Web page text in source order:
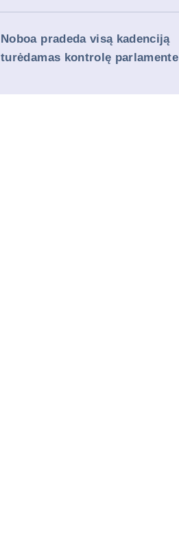
Noboa pradeda visą kadenciją
turėdamas kontrolę parlamente